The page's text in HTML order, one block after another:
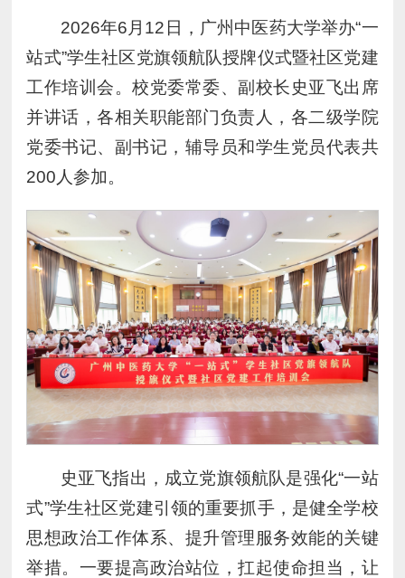
2026年6月12日，广州中医药大学举办“一
站式”学生社区党旗领航队授牌仪式暨社区党建
工作培训会。校党委常委、副校长史亚飞出席
并讲话，各相关职能部门负责人，各二级学院
党委书记、副书记，辅导员和学生党员代表共
200人参加。
史亚飞指出，成立党旗领航队是强化“一站
式”学生社区党建引领的重要抓手，是健全学校
思想政治工作体系、提升管理服务效能的关键
举措。一要提高政治站位，扛起使命担当，让